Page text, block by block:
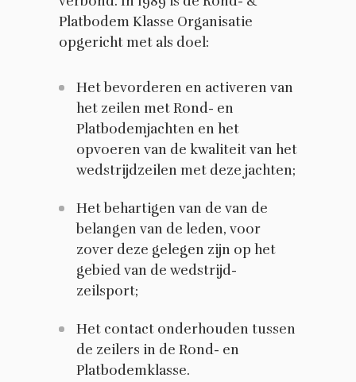
Platbodem Klasse Organisatie
opgericht met als doel:
Het bevorderen en activeren van
het zeilen met Rond- en
Platbodemjachten en het
opvoeren van de kwaliteit van het
wedstrijdzeilen met deze jachten;
Het behartigen van de van de
belangen van de leden, voor
zover deze gelegen zijn op het
gebied van de wedstrijd-
zeilsport;
Het contact onderhouden tussen
de zeilers in de Rond- en
Platbodemklasse.